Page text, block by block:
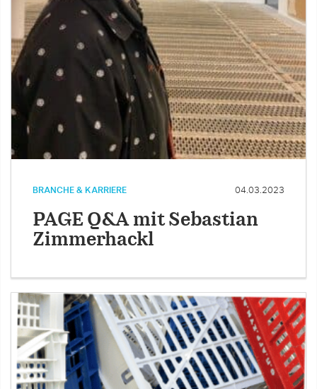
BRANCHE & KARRIERE 04.03.2023
PAGE Q&A mit Sebastian
Zimmerhackl